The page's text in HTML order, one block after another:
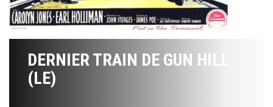
DERNIER TRAIN DE GUN HILL
(LE)